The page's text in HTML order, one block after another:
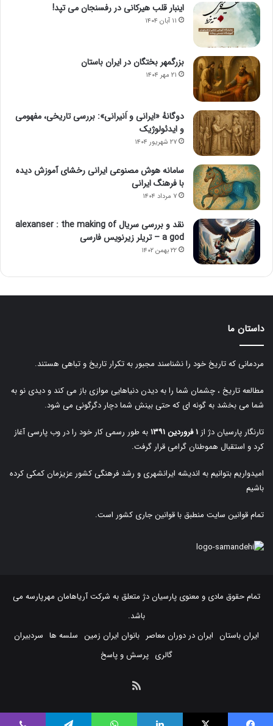
اینبار قلب هیرکانی در رفسنجان می تپد!
۱۱ آبان ۱۴۰۴
بزرگمهر بختگان در ایران باستان
۲۱ مهر ۱۴۰۴
دوگانهٔ «ایرانی و اَنیرانی»: بررسی تاریخی، مفهومی
و ایدئولوژیک
۲۷ شهریور ۱۴۰۴
سامانه هوش مصنوعی ایرانی رخشای آموزش دیده
با فرهنگ ایرانی
۷ مرداد ۱۴۰۴
نقد و بررسی سریال alexanser : the making of
a god – تریلر زیرنویس فارسی
۲۲ بهمن ۱۴۰۲
داستان ما
مردمانی که تاریخ خود را نشناسند مجبور به تکرار تاریخ و تباهی هستند.
مطالعه تاریخ ، چشمان شما را به دیدن دنیاهایی موازی باز می کند و دیدی نو به
شما می بخشد به گونه ای که حتی بینش شما دچار دگرگونی می شود.
تارنگار پارسیان دژ از ۱ فروردین ۱۳۹۱
به طور رسمی کار خود را در وب پارسی آغاز
کرد و استقبال هموطنان گرامی قرار گرفت.
امیدواریم بتوانیم به اندیشه ایرانشهری و رشد فرهنگی کشور عزیزمان کمکی کرده
باشیم
تمام قوانین سایت منطبق با قوانین جاری کشور است.
تمام حقوق مادی و معنوی پارسیان دژ متعلق به شرکت آریاهامان مهرپارسه می
باشد.
ایران باستان ایران در دوران معاصر بانوان ایران زمین سلسه ها سردبیران
گالری پرسش و پاسخ
خوراک